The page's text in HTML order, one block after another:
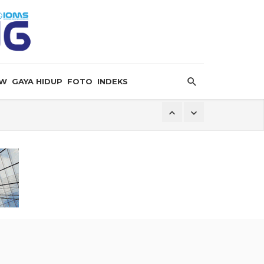
GAYA HIDUP FOTO INDEKS
Dugaan Pelanggaran Lingkungan